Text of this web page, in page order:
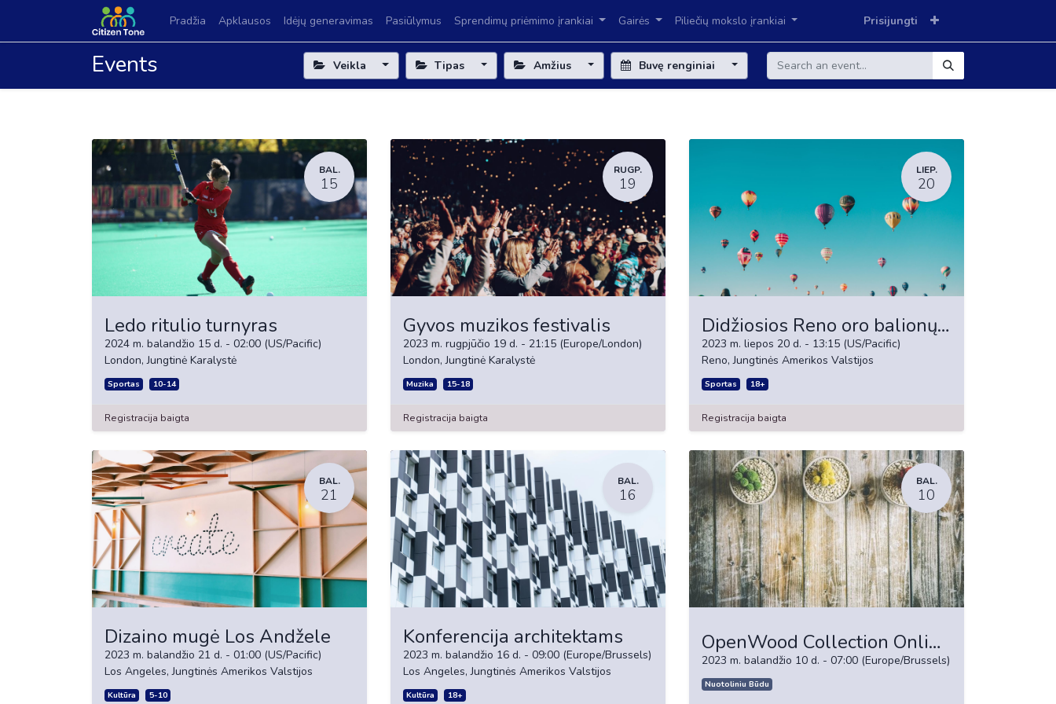
Pradžia Apklausos Idėjų generavimas Pasiūlymus Sprendimų priėmimo įrankiai Gairės Piliečių mokslo įrankiai Prisijungti
Events Veikla Tipas Amžius Buvę renginiai
BAL.
15
Ledo ritulio turnyras
2024 m. balandžio 15 d. - 02:00 (US/Pacific)
London,Jungtinė Karalystė
Sportas 10-14
Registracija baigta
RUGP.
19
Gyvos muzikos festivalis
2023 m. rugpjūčio 19 d. - 21:15 (Europe/London)
London,Jungtinė Karalystė
Muzika 15-18
Registracija baigta
LIEP.
20
Didžiosios Reno oro balionų lenktynės
2023 m. liepos 20 d. - 13:15 (US/Pacific)
Reno,Jungtinės Amerikos Valstijos
Sportas 18+
Registracija baigta
BAL.
21
Dizaino mugė Los Andžele
2023 m. balandžio 21 d. - 01:00 (US/Pacific)
Los Angeles,Jungtinės Amerikos Valstijos
Kultūra 5-10
BAL.
16
Konferencija architektams
2023 m. balandžio 16 d. - 09:00 (Europe/Brussels)
Los Angeles,Jungtinės Amerikos Valstijos
Kultūra 18+
BAL.
10
OpenWood Collection Online Reveal
2023 m. balandžio 10 d. - 07:00 (Europe/Brussels)
Nuotoliniu Būdu